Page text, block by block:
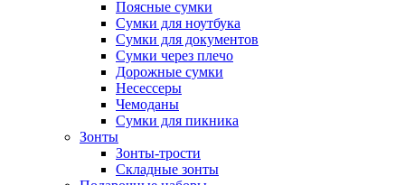
Поясные сумки
Сумки для ноутбука
Сумки для документов
Сумки через плечо
Дорожные сумки
Несессеры
Чемоданы
Сумки для пикника
Зонты
Зонты-трости
Складные зонты